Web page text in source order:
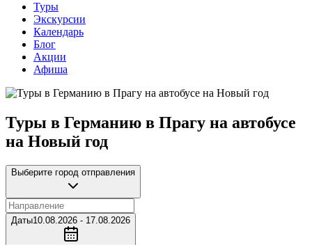
Туры
Экскурсии
Календарь
Блог
Акции
Афиша
Туры в Германию в Прагу на автобусе
на Новый год
Выберите город отправления
Даты10.08.2026 - 17.08.2026